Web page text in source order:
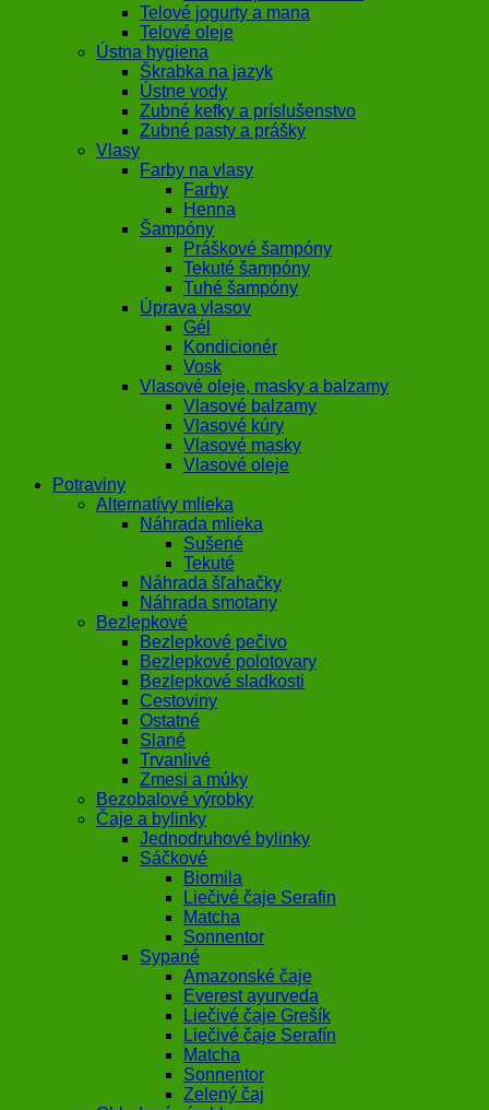
Telové jogurty a mana
Telové oleje
Ústna hygiena
Škrabka na jazyk
Ústne vody
Zubné kefky a príslušenstvo
Zubné pasty a prášky
Vlasy
Farby na vlasy
Farby
Henna
Šampóny
Práškové šampóny
Tekuté šampóny
Tuhé šampóny
Úprava vlasov
Gél
Kondicionér
Vosk
Vlasové oleje, masky a balzamy
Vlasové balzamy
Vlasové kúry
Vlasové masky
Vlasové oleje
Potraviny
Alternatívy mlieka
Náhrada mlieka
Sušené
Tekuté
Náhrada šľahačky
Náhrada smotany
Bezlepkové
Bezlepkové pečivo
Bezlepkové polotovary
Bezlepkové sladkosti
Cestoviny
Ostatné
Slané
Trvanlivé
Zmesi a múky
Bezobalové výrobky
Čaje a bylinky
Jednodruhové bylinky
Sáčkové
Biomila
Liečivé čaje Serafin
Matcha
Sonnentor
Sypané
Amazonské čaje
Everest ayurveda
Liečivé čaje Grešík
Liečivé čaje Serafín
Matcha
Sonnentor
Zelený čaj